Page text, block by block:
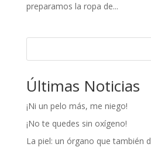
preparamos la ropa de...
Últimas Noticias
¡Ni un pelo más, me niego!
¡No te quedes sin oxígeno!
La piel: un órgano que también